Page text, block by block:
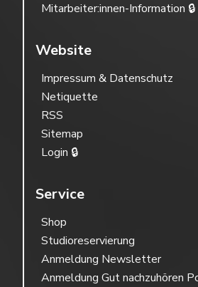
Mitarbeiter:innen-Information 🔒
Website
Impressum & Datenschutz
Netiquette
RSS
Sitemap
Login 🔒
Service
Shop
Studioreservierung
Anmeldung Newsletter
Anmeldung Gut nachzuhören